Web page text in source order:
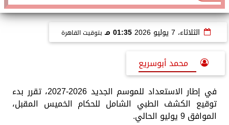
الثلاثاء، 7 يوليو 2026 01:35 مـ بتوقيت القاهرة
محمد أبوسريع
في إطار الاستعداد للموسم الجديد 2026-2027، تقرر بدء
توقيع الكشف الطبي الشامل للحكام الخميس المقبل،
الموافق 9 يوليو الحالي.